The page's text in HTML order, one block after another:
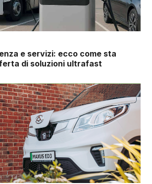
e servizi: ecco come sta
di soluzioni ultrafast